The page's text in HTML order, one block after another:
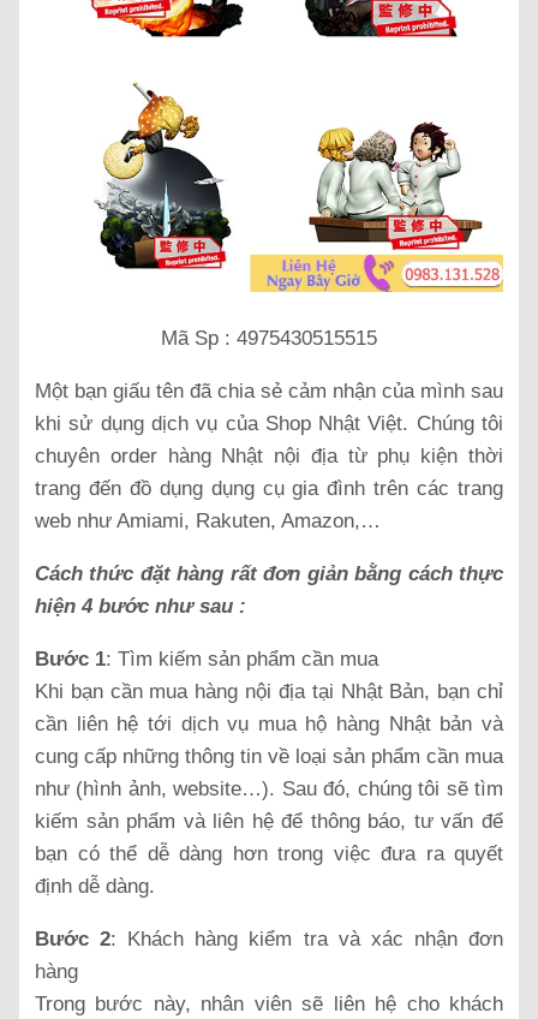
Mã Sp : 4975430515515
Một bạn giấu tên đã chia sẻ cảm nhận của mình sau
khi sử dụng dịch vụ của Shop Nhật Việt. Chúng tôi
chuyên order hàng Nhật nội địa từ phụ kiện thời
trang đến đồ dụng dụng cụ gia đình trên các trang
web như Amiami, Rakuten, Amazon,…
Cách thức đặt hàng rất đơn giản bằng cách thực
hiện 4 bước như sau :
Bước 1: Tìm kiếm sản phẩm cần mua
Khi bạn cần mua hàng nội địa tại Nhật Bản, bạn chỉ
cần liên hệ tới dịch vụ mua hộ hàng Nhật bản và
cung cấp những thông tin về loại sản phẩm cần mua
như (hình ảnh, website…). Sau đó, chúng tôi sẽ tìm
kiếm sản phẩm và liên hệ để thông báo, tư vấn để
bạn có thể dễ dàng hơn trong việc đưa ra quyết
định dễ dàng.
Bước 2: Khách hàng kiểm tra và xác nhận đơn
hàng
Trong bước này, nhân viên sẽ liên hệ cho khách